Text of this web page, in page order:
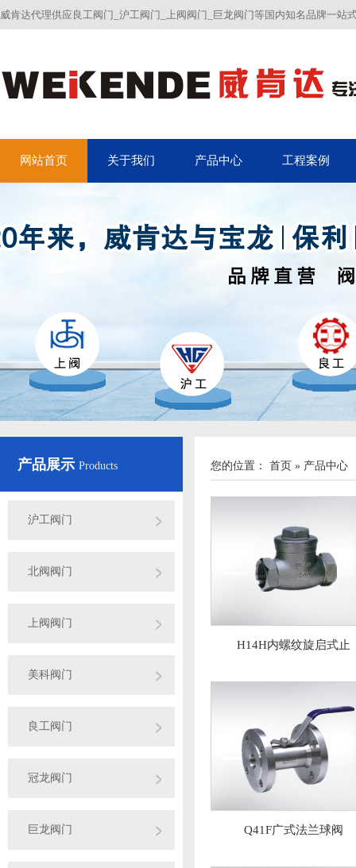
威肯达代理供应良工阀门_沪工阀门_上阀阀门_巨龙阀门等国内知名品牌一站
网站首页 关于我们 产品中心 工程案例
产品展示 Products
沪工阀门
北阀阀门
上阀阀门
美科阀门
良工阀门
冠龙阀门
巨龙阀门
您的位置： 首页 » 产品中心
H14H内螺纹旋启式止
Q41F广式法兰球阀